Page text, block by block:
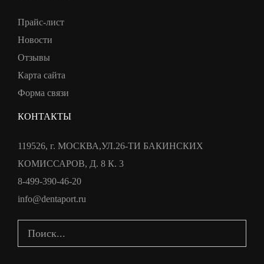
Прайс-лист
Новости
Отзывы
Карта сайта
Форма связи
КОНТАКТЫ
119526, г. МОСКВА,УЛ.26-ТИ БАКИНСКИХ
КОМИССАРОВ, Д. 8 К. 3
8-499-390-46-20
info@dentaport.ru